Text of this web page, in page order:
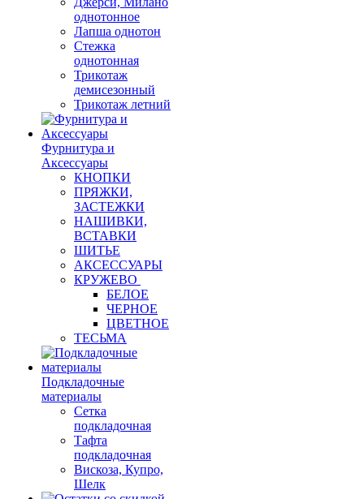
однотонное
Лапша однотон
Стежка
однотонная
Трикотаж
демисезонный
Трикотаж летний
Фурнитура и
Аксессуары
КНОПКИ
ПРЯЖКИ,
ЗАСТЕЖКИ
НАШИВКИ,
ВСТАВКИ
ШИТЬЕ
АКСЕССУАРЫ
КРУЖЕВО
БЕЛОЕ
ЧЕРНОЕ
ЦВЕТНОЕ
ТЕСЬМА
Подкладочные
материалы
Сетка
подкладочная
Тафта
подкладочная
Вискоза, Купро,
Шелк